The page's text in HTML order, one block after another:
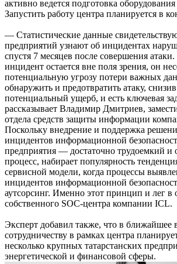
активно ведется подготовка
Запустить работу центра планируется в
— Статистические данные
предприятий узнают об инцидентах
спустя 7 месяцев после совершения
инцидент остается вне поля зрения, он
потенциальную угрозу потери важных
обнаружить и предотвратить атаку,
потенциальный ущерб, и есть ключевая
рассказывает Владимир Дмитриев,
отдела средств защиты информации
Поскольку внедрение и поддержка
инцидентов информационной
предприятия — достаточно трудоемкий и
процесс, набирает популярность
сервисной модели, когда процессы
инцидентов информационной
аутсорсинг. Именно этот принцип и лег в
собственного SOC-центра компании ICL.
Эксперт добавил также, что в ближайшее
сотрудничеству в рамках центра
несколько крупных татарстанских
энергетической и финансовой сферы.